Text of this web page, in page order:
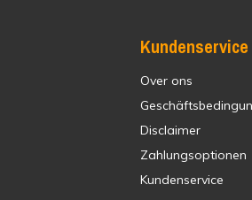
Kundenservice
Over ons
Disclaimer
Zahlungsoptionen
Kundenservice